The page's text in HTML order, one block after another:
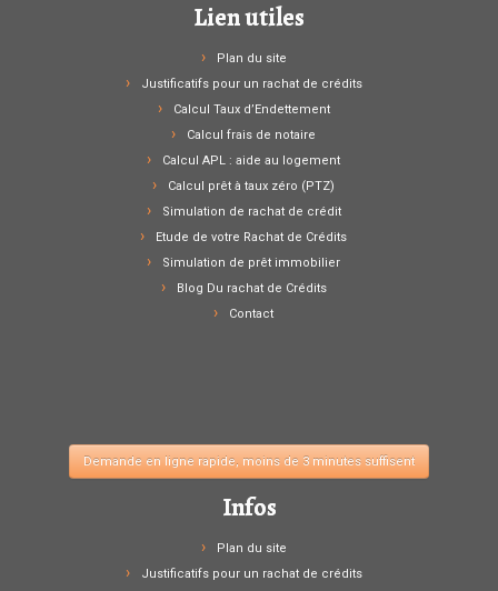
Lien utiles
Plan du site
Justificatifs pour un rachat de crédits
Calcul Taux d’Endettement
Calcul frais de notaire
Calcul APL : aide au logement
Calcul prêt à taux zéro (PTZ)
Simulation de rachat de crédit
Etude de votre Rachat de Crédits
Simulation de prêt immobilier
Blog Du rachat de Crédits
Contact
Demande en ligne rapide, moins de 3 minutes suffisent
Infos
Plan du site
Justificatifs pour un rachat de crédits